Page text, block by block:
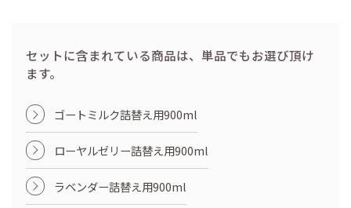
セットに含まれている商品は、単品でもお選び頂け
ます。
ゴートミルク詰替え用900ml
ローヤルゼリー詰替え用900ml
ラベンダー詰替え用900ml